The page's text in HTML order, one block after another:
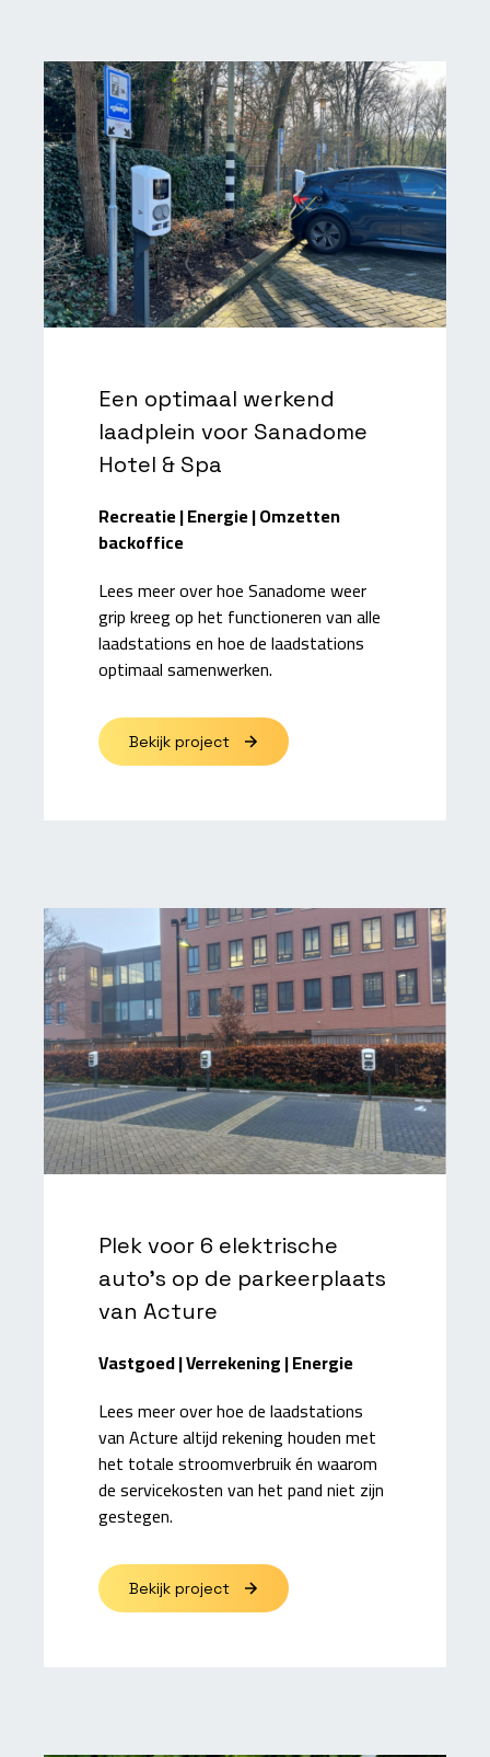
Een optimaal werkend
laadplein voor Sanadome
Hotel & Spa
Recreatie | Energie | Omzetten
backoffice
Lees meer over hoe Sanadome weer
grip kreeg op het functioneren van alle
laadstations en hoe de laadstations
optimaal samenwerken.
Bekijk project
Plek voor 6 elektrische
auto's op de parkeerplaats
van Acture
Vastgoed | Verrekening | Energie
Lees meer over hoe de laadstations
van Acture altijd rekening houden met
het totale stroomverbruik én waarom
de servicekosten van het pand niet zijn
gestegen.
Bekijk project